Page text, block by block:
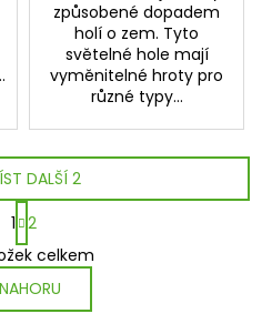
způsobené dopadem
holí o zem. Tyto
světelné hole mají
vyměnitelné hroty pro
různé typy...
O
v
l
á
DALŠÍ 2
S
t
r
á
n
k
1 2
celkem
NAHORU